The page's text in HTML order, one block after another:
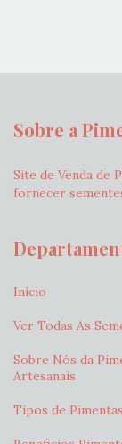
Sobre a
Site de Venda de
fornecer
Início
Ver Todas As
Sobre Nós da
Artesanais
Tipos de Pimentas